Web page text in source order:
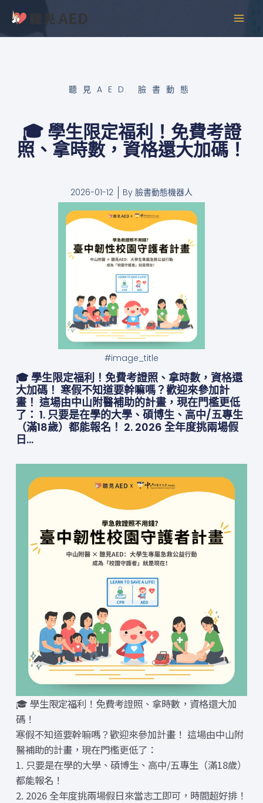
主
聽見AED 臉書動態
🎓 學生限定福利！免費考證
照、拿時數，資格還大加碼！
2026-01-12 By 臉書動態機器人
#image_title
🎓 學生限定福利！免費考證照、拿時數，資格還
大加碼！ 寒假不知道要幹嘛嗎？歡迎來參加計
畫！ 這場由中山附醫補助的計畫，現在門檻更低
了： 1. 只要是在學的大學、碩博生、高中/五專生
（滿18歲）都能報名！ 2. 2026 全年度挑兩場假
日…
🎓 學生限定福利！免費考證照、拿時數，資格還大加
碼！
寒假不知道要幹嘛嗎？歡迎來參加計畫！ 這場由中山附
醫補助的計畫，現在門檻更低了：
1. 只要是在學的大學、碩博生、高中/五專生（滿18歲）
都能報名！
2. 2026 全年度挑兩場假日來當志工即可，時間超好排！